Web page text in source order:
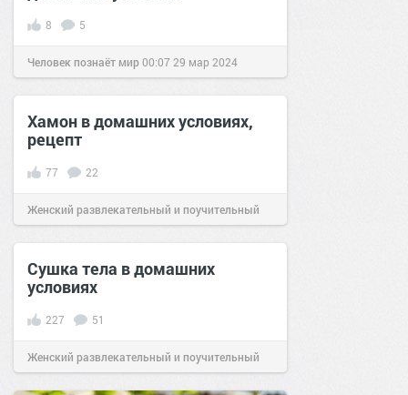
8 5
Человек познаёт мир00:07 29 мар 2024
Хамон в домашних условиях,
рецепт
77 22
Женский развлекательный и поучительный
сайт. 16:30 13 июн 2018
Сушка тела в домашних
условиях
227 51
Женский развлекательный и поучительный
сайт.21:4515 апр 2018